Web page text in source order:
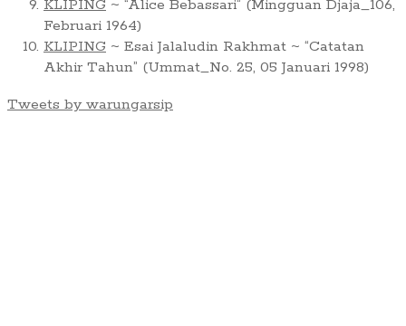
KLIPING ~ “Alice Bebassari” (Mingguan Djaja_106,
Februari 1964)
KLIPING ~ Esai Jalaludin Rakhmat ~ “Catatan
Akhir Tahun” (Ummat_No. 25, 05 Januari 1998)
Tweets by warungarsip